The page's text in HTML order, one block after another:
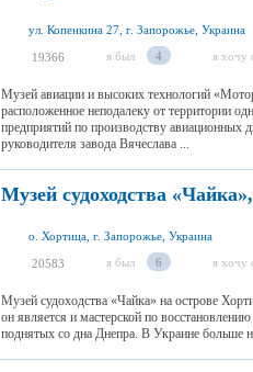
ул. Копенкина 27, г. Запорожье, Украина
19366 я был 4 я хочу
Музей авиации и высоких технологий
расположенное неподалеку от территории
предприятий по производству авиационных
руководителя завода Вячеслава ...
Музей судоходства
о. Хортица, г. Запорожье, Украина
20583 я был 6 я хочу
Музей судоходства «Чайка» на острове
он является и мастерской по
поднятых со дна Днепра. В Украине больше